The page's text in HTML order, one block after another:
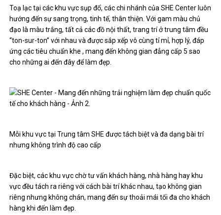
Toạ lạc tại các khu vực sụp đổ, các chi nhánh của SHE Center luôn
hướng đến sự sang trọng, tinh tế, thân thiện. Với gam màu chủ
đạo là màu trắng, tất cả các đồ nội thất, trang trí ở trung tâm đều
“ton-sur-ton” với nhau và được sắp xếp vô cùng tỉ mỉ, hợp lý, đáp
ứng các tiêu chuẩn khe , mang đến không gian đẳng cấp 5 sao
cho những ai đến đây để làm đẹp.
Mỗi khu vực tại Trung tâm SHE được tách biệt và đa dạng bài trí
nhưng không trình độ cao cấp
Đặc biệt, các khu vực chờ tư vấn khách hàng, nhà hàng hay khu
vực đều tách ra riêng với cách bài trí khác nhau, tạo không gian
riêng nhưng không chán, mang đến sự thoải mái tối đa cho khách
hàng khi đến làm đẹp.